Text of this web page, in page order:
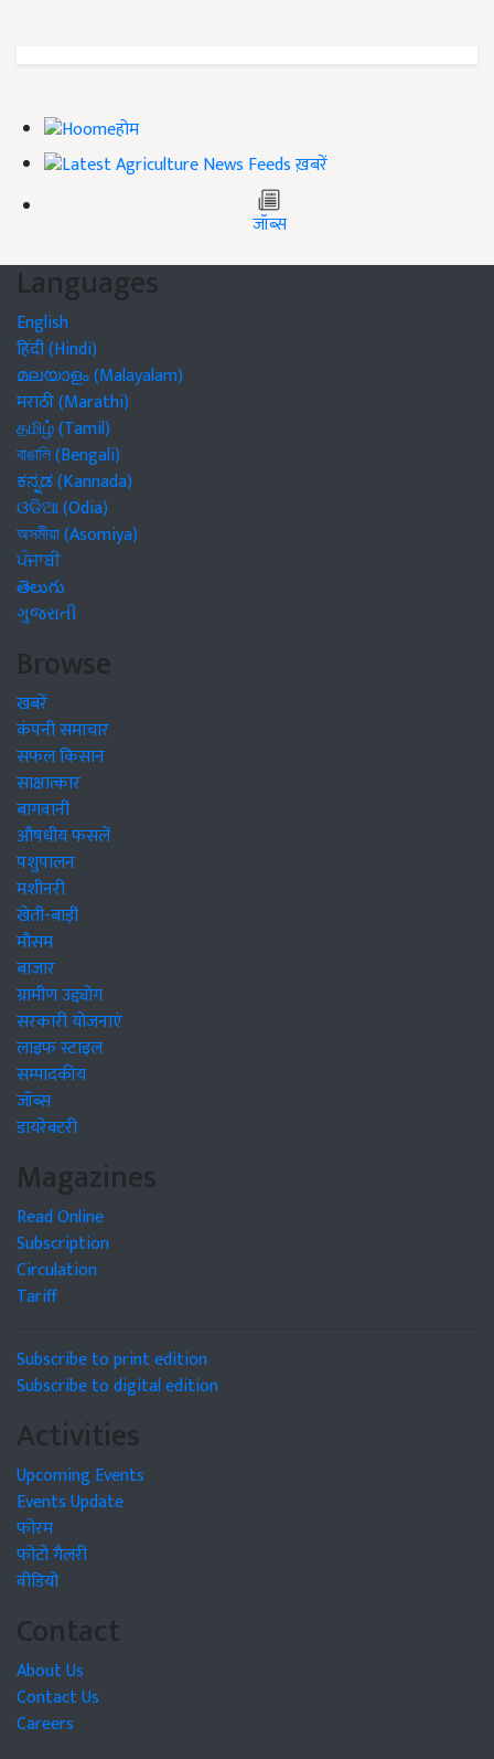
होम
ख़बरें
जॉब्स
Languages
English
हिंदी (Hindi)
മലയാളം (Malayalam)
मराठी (Marathi)
தமிழ் (Tamil)
বাঙালি (Bengali)
ಕನ್ನಡ (Kannada)
ଓଡିଆ (Odia)
অসমীয়া (Asomiya)
ਪੰਜਾਬੀ
తెలుగు
ગુજરાતી
Browse
खबरें
कंपनी समाचार
सफल किसान
साक्षात्कार
बागवानी
औषधीय फसलें
पशुपालन
मशीनरी
खेती-बाड़ी
मौसम
बाजार
ग्रामीण उद्द्योग
सरकारी योजनाएं
लाइफ स्टाइल
सम्पादकीय
जॉब्स
डायरेक्टरी
Magazines
Read Online
Subscription
Circulation
Tariff
Subscribe to print edition
Subscribe to digital edition
Activities
Upcoming Events
Events Update
फोरम
फोटो गैलरी
वीडियो
Contact
About Us
Contact Us
Careers